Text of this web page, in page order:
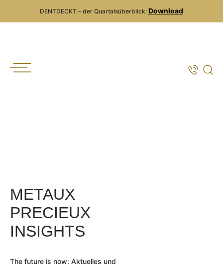
DENTDECKT – der Quartalsüberblick: Download
METAUX
PRECIEUX
INSIGHTS
The future is now: Aktuelles und